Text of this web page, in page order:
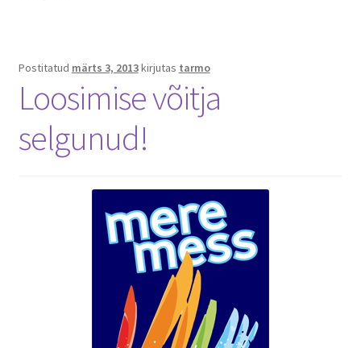
Postitatud märts 3, 2013kirjutas tarmo
Loosimise võitja
selgunud!